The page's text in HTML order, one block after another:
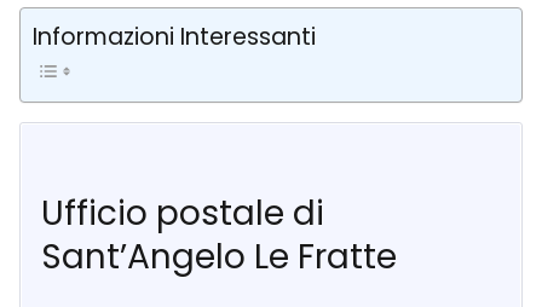
Informazioni Interessanti
Ufficio postale di
Sant’Angelo Le Fratte